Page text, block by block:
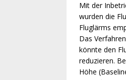
Mit der
wurden die
Fluglärms
Das
könnte den
reduzieren.
Höhe